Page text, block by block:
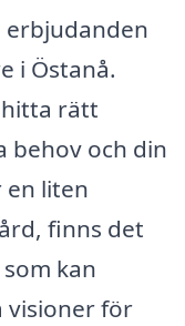
erbjudanden
i Östanå.
rätt
behov och din
en liten
finns det
kan
visioner för